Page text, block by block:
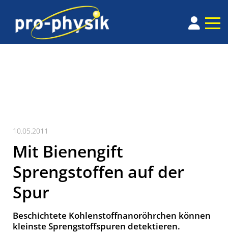
10.05.2011
Mit Bienengift
Sprengstoffen auf der
Spur
Beschichtete Kohlenstoffnanoröhrchen können
kleinste Sprengstoffspuren detektieren.